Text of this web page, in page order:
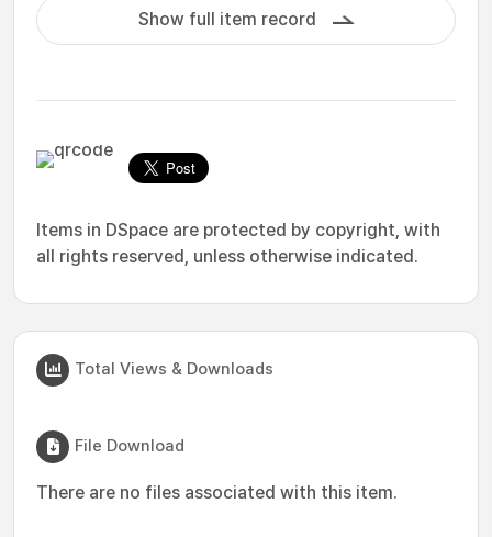
Show full item record
Items in DSpace are protected by copyright, with
all rights reserved, unless otherwise indicated.
Total Views & Downloads
File Download
There are no files associated with this item.